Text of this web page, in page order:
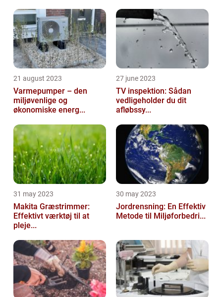
21 august 2023
Varmepumper – den
miljøvenlige og
økonomiske energ...
27 june 2023
TV inspektion: Sådan
vedligeholder du dit
afløbssy...
31 may 2023
Makita Græstrimmer:
Effektivt værktøj til at
pleje...
30 may 2023
Jordrensning: En Effektiv
Metode til Miljøforbedri...